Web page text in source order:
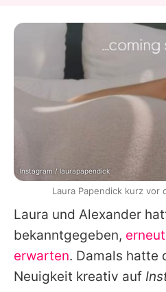
Laura und Alexander
bekanntgegeben,
erwarten. Damals hatte
Neuigkeit kreativ auf
Instagram / laurapapendick
Laura Papendick kurz vor